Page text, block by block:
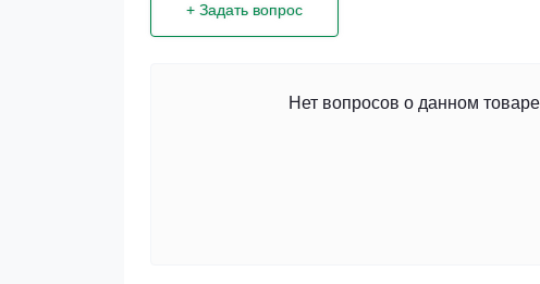
+ Задать вопрос
Нет вопросов о данном